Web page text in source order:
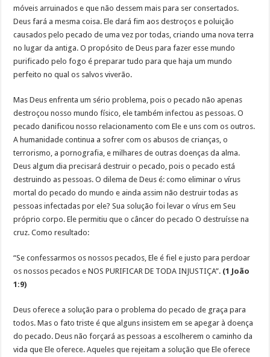
móveis arruinados e que não dessem mais para ser consertados.
Deus fará a mesma coisa. Ele dará fim aos destroços e poluição
causados pelo pecado de uma vez por todas, criando uma nova terra
no lugar da antiga. O propósito de Deus para fazer esse mundo
purificado pelo fogo é preparar tudo para que haja um mundo
perfeito no qual os salvos viverão.
Mas Deus enfrenta um sério problema, pois o pecado não apenas
destroçou nosso mundo físico, ele também infectou as pessoas. O
pecado danificou nosso relacionamento com Ele e uns com os outros.
A humanidade continua a sofrer com os abusos de crianças, o
terrorismo, a pornografia, e milhares de outras doenças da alma.
Deus algum dia precisará destruir o pecado, pois o pecado está
destruindo as pessoas. O dilema de Deus é: como eliminar o vírus
mortal do pecado do mundo e ainda assim não destruir todas as
pessoas infectadas por ele? Sua solução foi levar o vírus em Seu
próprio corpo. Ele permitiu que o câncer do pecado O destruísse na
cruz. Como resultado:
“Se confessarmos os nossos pecados, Ele é fiel e justo para perdoar
os nossos pecados e NOS PURIFICAR DE TODA INJUSTIÇA”. (1 João
1:9)
Deus oferece a solução para o problema do pecado de graça para
todos. Mas o fato triste é que alguns insistem em se apegar à doença
do pecado. Deus não forçará as pessoas a escolherem o caminho da
vida que Ele oferece. Aqueles que rejeitam a solução que Ele oferece